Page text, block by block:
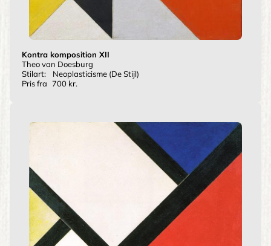
Kontra komposition XII
Theo van Doesburg
Stilart:
Neoplasticisme (De Stijl)
Pris fra 700 kr.